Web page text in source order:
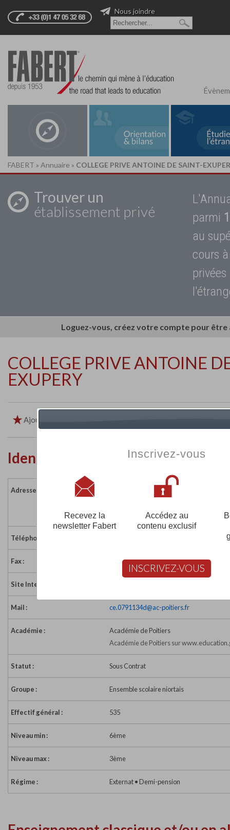
Nous joindre
FABERT » Annuaire » COLLEGE PRIVE ANTOINE DE SAINT-
Trouver un
établissement privé
parmi
au
cours
Loguez-vous, créez votre compte pour
COLLEGE PRIVE ANTOINE
EXUPERY
Ajouter aux favoris
Identité de l'établissement
Adresse :
Téléphone :
Fax : 05 49 77 39 21
Site Internet :
Mail : ce.0791134d@ac-poitiers.fr
Académie :
Académie de Poitiers
Académie de Poitiers sur
Statut : Sous Contrat
Groupe : Ensemble scolaire niortais
Effectif général : 535
Niveau min : 6ème
Niveau max : 3ème
Régime : Externat • Demi-pension
Inscrivez-vous
Recevez la
newsletter Fabert
Accédez au
contenu exclusif
INSCRIVEZ-VOUS